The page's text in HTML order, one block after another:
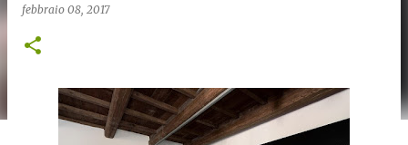
febbraio 08, 2017